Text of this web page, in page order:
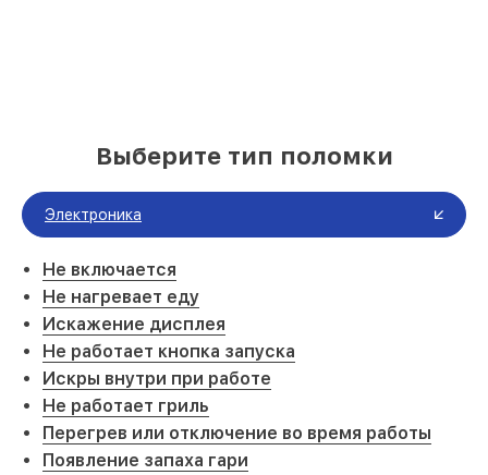
Выберите тип поломки
Электроника
Не включается
Не нагревает еду
Искажение дисплея
Не работает кнопка запуска
Искры внутри при работе
Не работает гриль
Перегрев или отключение во время работы
Появление запаха гари